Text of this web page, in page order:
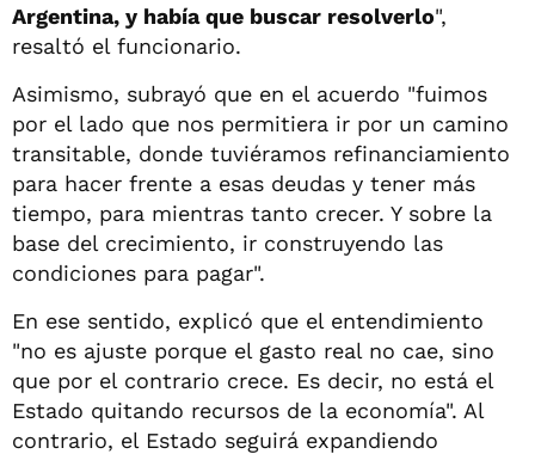
Argentina, y había que buscar resolverlo",
resaltó el funcionario.
Asimismo, subrayó que en el acuerdo "fuimos
por el lado que nos permitiera ir por un camino
transitable, donde tuviéramos refinanciamiento
para hacer frente a esas deudas y tener más
tiempo, para mientras tanto crecer. Y sobre la
base del crecimiento, ir construyendo las
condiciones para pagar".
En ese sentido, explicó que el entendimiento
"no es ajuste porque el gasto real no cae, sino
que por el contrario crece. Es decir, no está el
Estado quitando recursos de la economía". Al
contrario, el Estado seguirá expandiendo